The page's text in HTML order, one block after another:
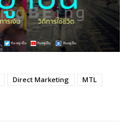
Direct Marketing
MTL